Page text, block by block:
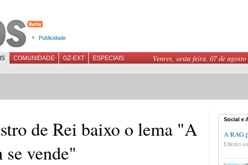
Publicidade
Venres, sexta feira, 07 de agosto
COMUNIDADE GZ-EXT
ESPECIAIS
de Rei baixo o lema "A
vende"
Social e
A RAG
Edición